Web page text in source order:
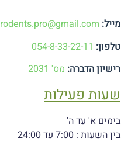
מייל: rodents.pro@gmail.com
טלפון: 054-8-33-22-11
רישיון הדברה: מס' 2031
שעות פעילות
בימים א' עד ה'
בין השעות : 7:00 עד 24:00